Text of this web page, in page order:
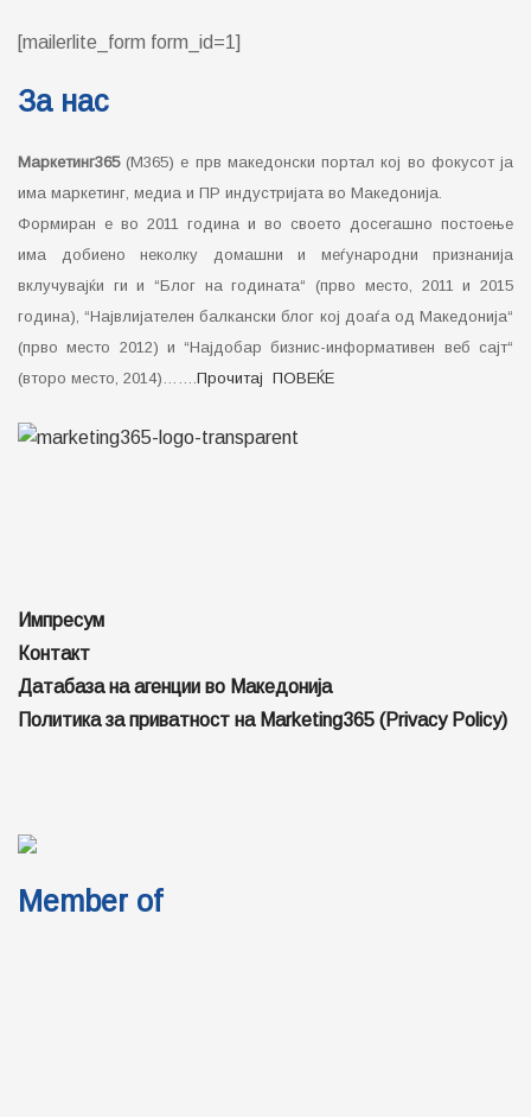
[mailerlite_form form_id=1]
За нас
Маркетинг365(М365) е прв македонски портал кој во фокусот ја
има маркетинг, медиа и ПР индустријата во Македонија.
Формиран е во 2011 година и во своето досегашно постоење
има добиено неколку домашни и меѓународни признанија
вклучувајќи ги и “Блог на годината“ (прво место, 2011 и 2015
година), “Највлијателен балкански блог кој доаѓа од Македонија“
(прво место 2012) и “Најдобар бизнис-информативен веб сајт“
(второ место, 2014)…….Прочитај ПОВЕЌЕ
Импресум
Контакт
Датабаза на агенции во Македонија
Политика за приватност на Marketing365 (Privacy Policy)
Member of